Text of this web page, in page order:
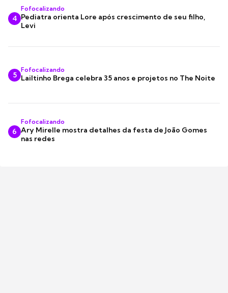
4
Fofocalizando
Pediatra orienta Lore após crescimento de seu filho,
Levi
5
Fofocalizando
Lailtinho Brega celebra 35 anos e projetos no The Noite
6
Fofocalizando
Ary Mirelle mostra detalhes da festa de João Gomes
nas redes